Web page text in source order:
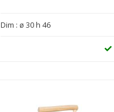
Dim : ø 30 h 46